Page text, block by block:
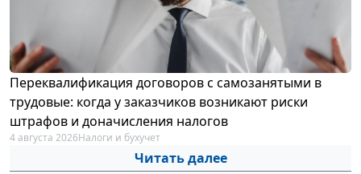
Переквалификация договоров с самозанятыми в
трудовые: когда у заказчиков возникают риски
штрафов и доначисления налогов
4 августа 2026Налоги и бухучет
Читать далее